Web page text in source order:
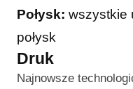
Połysk: wszystkie
połysk
Druk
Najnowsze